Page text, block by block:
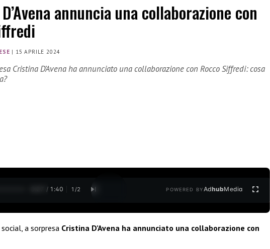
annuncia una collaborazione con
| 15 APRILE 2024
Cristina D’Avena ha annunciato una collaborazione con Rocco Siffredi: cosa
0:28 / 1:40 1 /2 POWERED BYAdhubMedia
a sorpresa Cristina D’Avena ha annunciato una collaborazione con